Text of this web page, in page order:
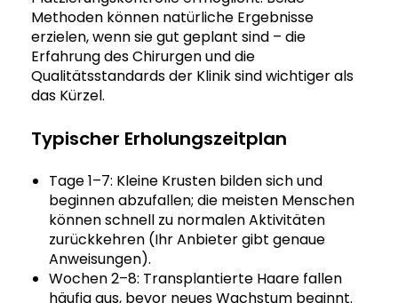
Methoden können natürliche Ergebnisse
erzielen, wenn sie gut geplant sind – die
Erfahrung des Chirurgen und die
Qualitätsstandards der Klinik sind wichtiger als
das Kürzel.
Typischer Erholungszeitplan
Tage 1–7: Kleine Krusten bilden sich und
beginnen abzufallen; die meisten Menschen
können schnell zu normalen Aktivitäten
zurückkehren (Ihr Anbieter gibt genaue
Anweisungen).
Wochen 2–8: Transplantierte Haare fallen
häufig aus, bevor neues Wachstum beginnt.